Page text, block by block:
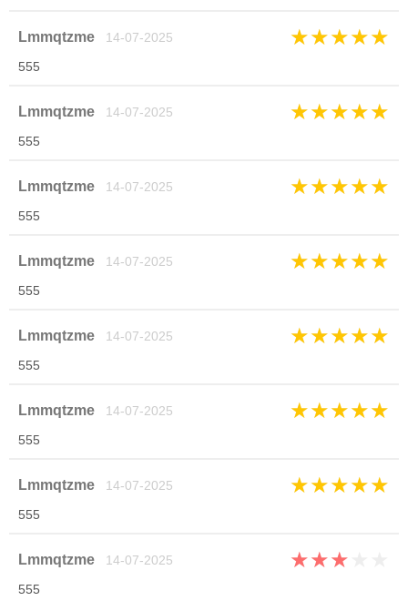
Lmmqtzme 14-07-2025 ★★★★★
555
Lmmqtzme 14-07-2025 ★★★★★
555
Lmmqtzme 14-07-2025 ★★★★★
555
Lmmqtzme 14-07-2025 ★★★★★
555
Lmmqtzme 14-07-2025 ★★★★★
555
Lmmqtzme 14-07-2025 ★★★★★
555
Lmmqtzme 14-07-2025 ★★★★★
555
Lmmqtzme 14-07-2025 ★★★
555